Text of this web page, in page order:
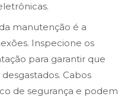
manutenção é a
Inspecione os
para garantir que
Cabos
de segurança e podem